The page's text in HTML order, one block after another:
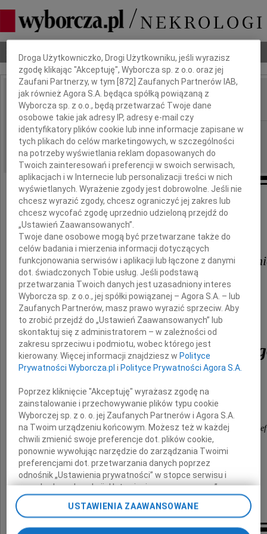
Nekrologi Odeszli Poradnik pogrzebowy
IMIĘ I NAZWISKO: Ireneusz Rychliński
REGION: Warszawa
DATA EMISJI: 12.08.2011
Wyrazy głębokiego współczucia
Karolinie Rychlińskiej i
z powodu śmierci
Ireneusza
składają
Zarząd oraz koleżanki i koledzy z Cushman &
Dbamy o Twoją prywatność
Droga Użytkowniczko, Drogi Użytkowniku, jeśli wyrazisz
zgodę klikając "Akceptuję", Wyborcza sp. z o.o. oraz jej
Zaufani Partnerzy, w tym [872 ] Zaufanych Partnerów IAB,
jak również Agora S.A. będąca spółką powiązaną z
Wyborcza sp. z o.o., będą przetwarzać Twoje dane
osobowe takie jak adresy IP, adresy e-mail czy
identyfikatory plików cookie lub inne informacje zapisane w
tych plikach do celów marketingowych, w szczególności
na potrzeby wyświetlania reklam dopasowanych do
Twoich zainteresowań i preferencji w swoich serwisach,
aplikacjach i w Internecie lub personalizacji treści w nich
wyświetlanych. Wyrażenie zgody jest dobrowolne. Jeśli nie
chcesz wyrazić zgody, chcesz ograniczyć jej zakres lub
chcesz wycofać zgodę uprzednio udzieloną przejdź do
„Ustawień Zaawansowanych”.
Twoje dane osobowe mogą być przetwarzane także do
celów badania i mierzenia informacji dotyczących
funkcjonowania serwisów i aplikacji lub łączone z danymi
dot. świadczonych Tobie usług. Jeśli podstawą
przetwarzania Twoich danych jest uzasadniony interes
Wyborcza sp. z o.o., jej spółki powiązanej – Agora S.A. – lub
Zaufanych Partnerów, masz prawo wyrazić sprzeciw. Aby
to zrobić przejdź do „Ustawień Zaawansowanych” lub
skontaktuj się z administratorem – w zależności od
zakresu sprzeciwu i podmiotu, wobec którego jest
kierowany. Więcej informacji znajdziesz w Polityce
Prywatności Wyborcza.pl i Polityce Prywatności Agora S.A.
Poprzez kliknięcie "Akceptuję" wyrażasz zgodę na
zainstalowanie i przechowywanie plików typu cookie
Wyborczej sp. z o. o. jej Zaufanych Partnerów i Agora S.A.
na Twoim urządzeniu końcowym. Możesz też w każdej
chwili zmienić swoje preferencje dot. plików cookie,
ponownie wywołując narzędzie do zarządzania Twoimi
preferencjami dot. przetwarzania danych poprzez
odnośnik „Ustawienia prywatności” w stopce serwisu i
przechodząc do sekcji „Ustawienia zaawansowane”.
Zmiana ustawień plików cookie możliwa jest także za
pomocą ustawień przeglądarki.
USTAWIENIA ZAAWANSOWANE